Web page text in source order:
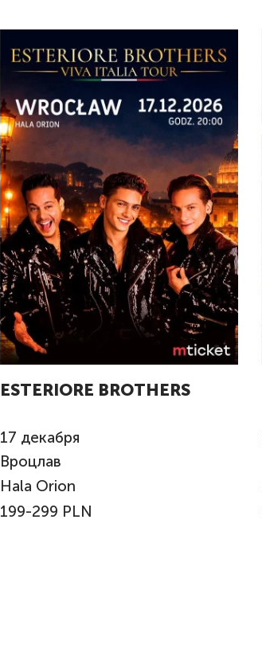
ESTERIORE BROTHERS
17 декабря
Вроцлав
Hala Orion
199-299 PLN